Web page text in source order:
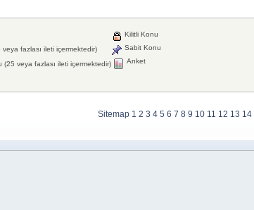
fazlası ileti içermektedir)
veya fazlası ileti içermektedir)
Kilitli Konu
Sabit Konu
Anket
Sitemap 1 2 3 4 5 6 7 8 9 10 11 12 13 14